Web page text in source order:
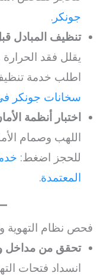
جونكر.
تنظيف المبادل
يقلل فقد
اطلب خدمة
سخانات جونكر
اختبار أنظمة
اللهب وصمام
للحجز اضغط:
المعتمدة.
فحص نظام التهوية
تحقق من مداخل
انسداد فتحات